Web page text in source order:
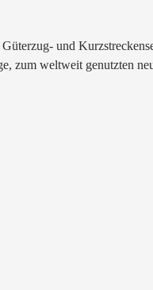
und
zum weltweit genutzten